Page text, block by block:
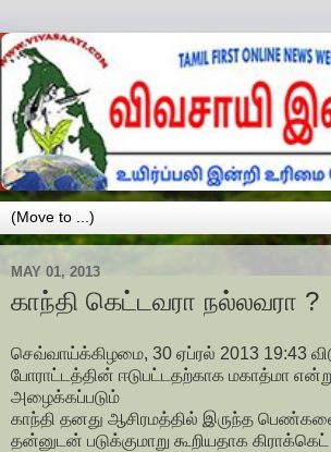
MAY 01, 2013
காந்தி கெட்டவரா நல்லவரா ?
செவ்வாய்க்கிழமை, 30 ஏப்ரல் 2013 19:43
போராட்டத்தின் ஈடுபட்டதற்காக மகாத்மா
அழைக்கப்படும்
காந்தி தனது ஆசிரமத்தில் இருந்த
தன்னுடன் படுக்குமாறு கூறியதாக